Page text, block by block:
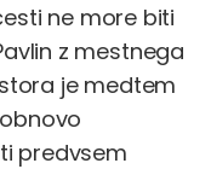
ne more biti
z mestnega
je medtem
predvsem